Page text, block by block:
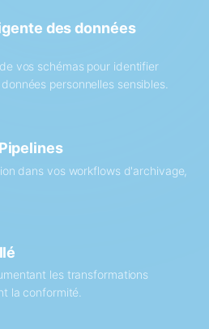
des données
vos schémas pour identifier
personnelles sensibles.
dans vos workflows d'archivage,
les transformations
la conformité.